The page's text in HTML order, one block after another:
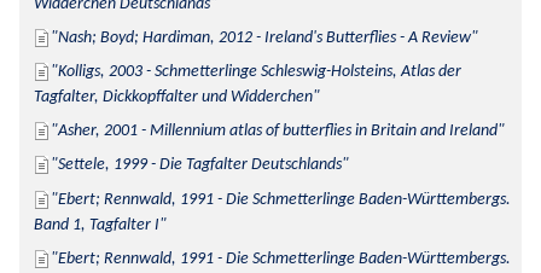
Widderchen Deutschlands
Nash; Boyd; Hardiman, 2012 - Ireland's Butterflies - A Review
Kolligs, 2003 - Schmetterlinge Schleswig-Holsteins, Atlas der
Tagfalter, Dickkopffalter und Widderchen
Asher, 2001 - Millennium atlas of butterflies in Britain and Ireland
Settele, 1999 - Die Tagfalter Deutschlands
Ebert; Rennwald, 1991 - Die Schmetterlinge Baden-Württembergs.
Band 1, Tagfalter I
Ebert; Rennwald, 1991 - Die Schmetterlinge Baden-Württembergs.